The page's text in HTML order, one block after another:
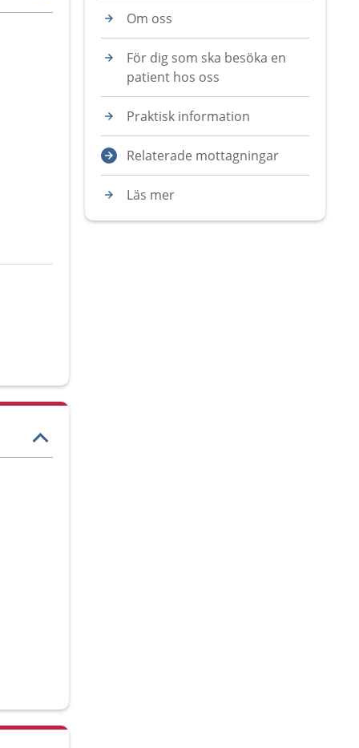
Om oss
För dig som ska besöka en
patient hos oss
Praktisk information
Relaterade mottagningar
Läs mer